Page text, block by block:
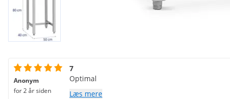
Anonym
for 2 år siden
7
Optimal
Læs mere